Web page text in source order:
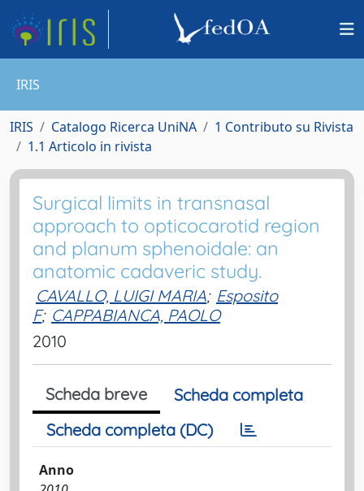
IRIS
IRIS Catalogo Ricerca UniNA
1 Contributo su Rivista
1.1 Articolo in rivista
Surgical limits in transnasal
approach to opticocarotid region
and planum sphenoidale: an
anatomic cadaveric study.
CAVALLO, LUIGI MARIA; Esposito
F; CAPPABIANCA, PAOLO
2010
Scheda breve
Scheda completa
Scheda completa (DC)
Anno